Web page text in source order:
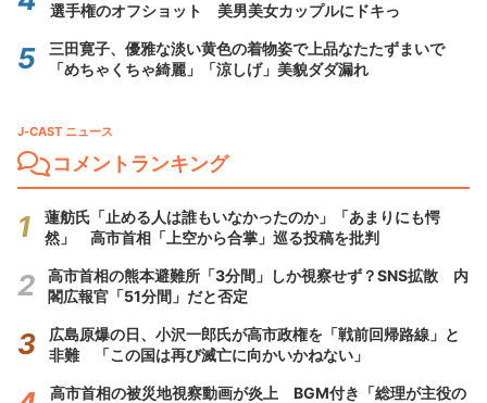
選手権のオフショット 美男美女カップルにドキっ
三田寛子、優雅な淡い黄色の着物姿で上品なたたずまいで
「めちゃくちゃ綺麗」「涼しげ」美貌ダダ漏れ
J-CAST ニュース
コメントランキング
蓮舫氏「止める人は誰もいなかったのか」「あまりにも愕
然」 高市首相「上空から合掌」巡る投稿を批判
高市首相の熊本避難所「3分間」しか視察せず？SNS拡散 内
閣広報官「51分間」だと否定
広島原爆の日、小沢一郎氏が高市政権を「戦前回帰路線」と
非難 「この国は再び滅亡に向かいかねない」
高市首相の被災地視察動画が炎上 BGM付き「総理が主役の